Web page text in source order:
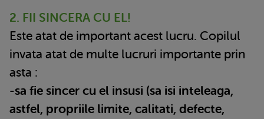
2. FII SINCERA CU EL!
Este atat de important acest lucru. Copilul
invata atat de multe lucruri importante prin
asta :
-sa fie sincer cu el insusi (sa isi inteleaga,
astfel, propriile limite, calitati, defecte,